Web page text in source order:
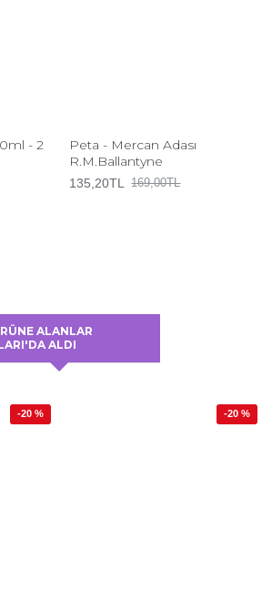
- 2
Peta - Mercan Adası
R.M.Ballantyne
135,20TL 169,00TL
ALANLAR
ALDI
-20 % -20 %